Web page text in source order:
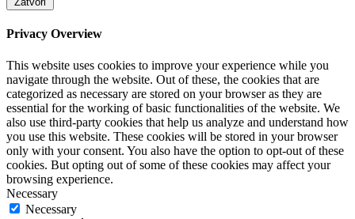
Privacy Overview
This website uses cookies to improve your experience while you
navigate through the website. Out of these, the cookies that are
categorized as necessary are stored on your browser as they are
essential for the working of basic functionalities of the website. We
also use third-party cookies that help us analyze and understand how
you use this website. These cookies will be stored in your browser
only with your consent. You also have the option to opt-out of these
cookies. But opting out of some of these cookies may affect your
browsing experience.
Necessary
Necessary